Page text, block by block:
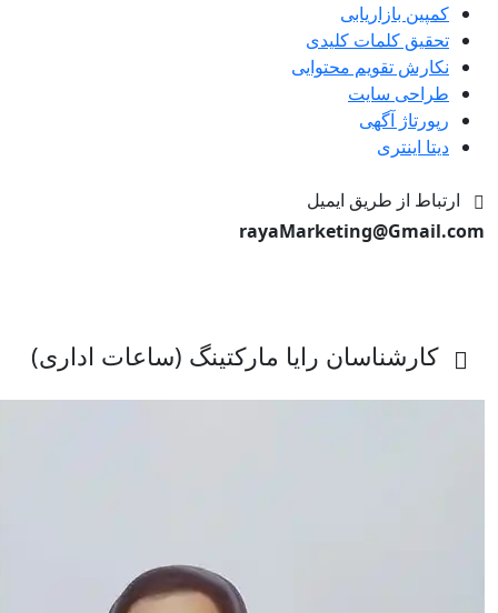
کمپین بازاریابی
تحقیق کلمات کلیدی
نکارش تقویم محتوایی
طراحی سایت
رپورتاژ آگهی
دیتا اینتری
ارتباط از طریق ایمیل
rayaMarketing@Gmail.com
کارشناسان رایا مارکتینگ (ساعات اداری)